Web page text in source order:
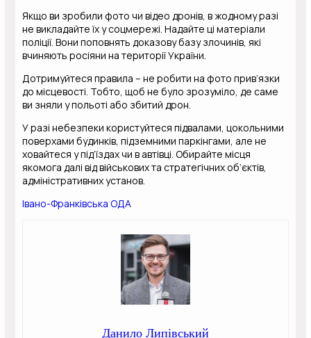
Якщо ви зробили фото чи відео дронів, в жодному разі
не викладайте їх у соцмережі. Надайте ці матеріали
поліції. Вони поповнять доказову базу злочинів, які
вчиняють росіяни на території України.
Дотримуйтеся правила – не робити на фото прив’язки
до місцевості. Тобто, щоб не було зрозуміло, де саме
ви зняли у польоті або збитий дрон.
У разі небезпеки користуйтеся підвалами, цокольними
поверхами будинків, підземними паркінгами, але не
ховайтеся у під’їздах чи в автівці. Обирайте місця
якомога далі від військових та стратегічних об’єктів,
адміністративних установ.
Івано-Франківська ОДА
Данило Липівський